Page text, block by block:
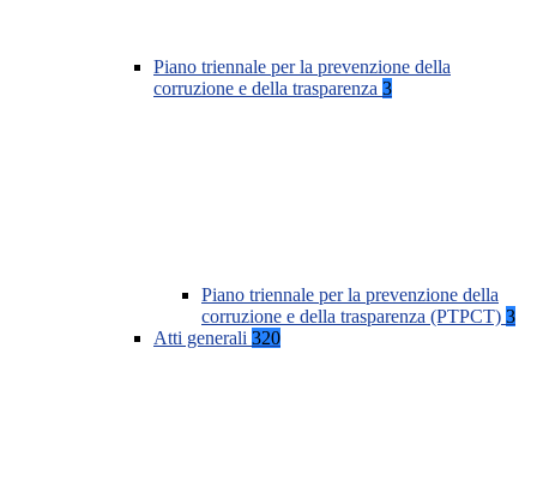
Piano triennale per la prevenzione della
corruzione e della trasparenza 3
Piano triennale per la prevenzione della
corruzione e della trasparenza (PTPCT) 3
Atti generali 320